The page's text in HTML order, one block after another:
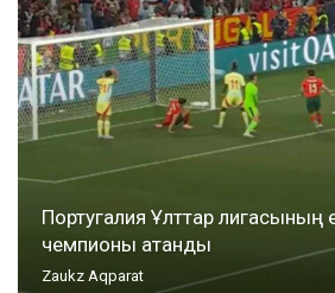
Португалия Ұлттар лигасының
чемпионы атанды
Zaukz Aqparat